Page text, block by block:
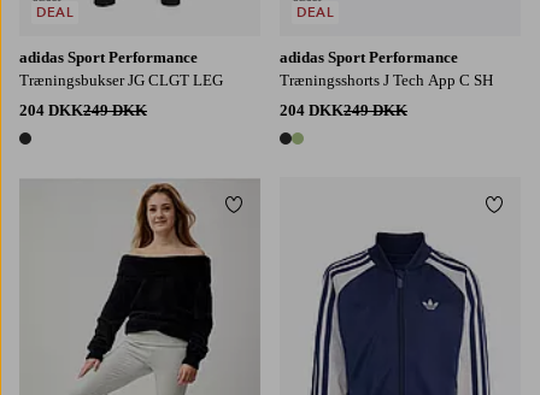
adidas Sport Performance
Træningsbukser JG CLGT LEG
204 DKK249 DKK
1 farve
DEAL
adidas Sport Performance
Træningsshorts J Tech App C SH
204 DKK249 DKK
2 farver
DEAL
Tilføj til favoritter
146/152158/164 122128